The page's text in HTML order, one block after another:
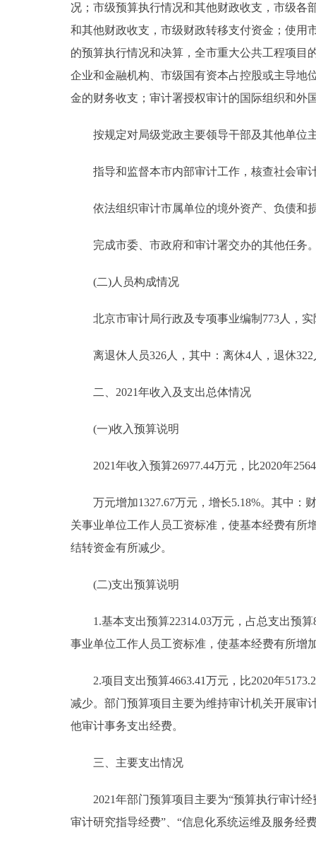
况；市级预算执行情况和其他财政收支，市级各
和其他财政收支，市级财政转移支付资金；使用
的预算执行情况和决算，全市重大公共工程项目
企业和金融机构、市级国有资本占控股或主导地
金的财务收支；审计署授权审计的国际组织和外
按规定对局级党政主要领导干部及其他单位
指导和监督本市内部审计工作，核查社会审
依法组织审计市属单位的境外资产、负债和
完成市委、市政府和审计署交办的其他任务
(二)人员构成情况
北京市审计局行政及专项事业编制773人，实
离退休人员326人，其中：离休4人，退休322
二、2021年收入及支出总体情况
(一)收入预算说明
2021年收入预算26977.44万元，比2020年
万元增加1327.67万元，增长5.18%。其中：财
关事业单位工作人员工资标准，使基本经费有所
结转资金有所减少。
(二)支出预算说明
1.基本支出预算22314.03万元，占总支出预算
事业单位工作人员工资标准，使基本经费有所增
2.项目支出预算4663.41万元，比2020年
减少。部门预算项目主要为维持审计机关开展审
他审计事务支出经费。
三、主要支出情况
2021年部门预算项目主要为“预算执行审计经
审计研究指导经费”、“信息化系统运维及服务经